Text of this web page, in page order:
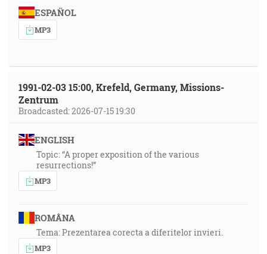
ESPAÑOL
MP3
1991-02-03 15:00, Krefeld, Germany, Missions-
Zentrum
Broadcasted: 2026-07-15 19:30
ENGLISH
Topic: “A proper exposition of the various
resurrections!”
MP3
ROMÂNA
Tema: Prezentarea corecta a diferitelor invieri.
MP3